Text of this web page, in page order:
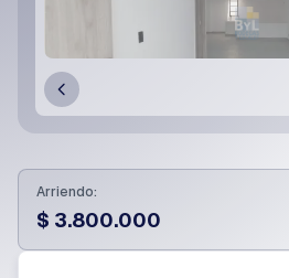
Arriendo:
$ 3.800.000